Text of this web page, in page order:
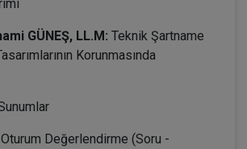
GÜNEŞ, LL.M: Teknik Şartname
Korunmasında
Oturum Değerlendirme (Soru -